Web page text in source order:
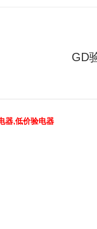
GD
器,低价验电器